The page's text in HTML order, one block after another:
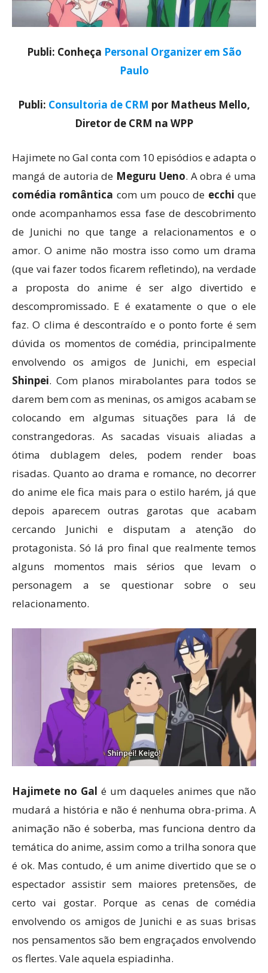
Publi: Conheça Personal Organizer em São
Paulo
Publi: Consultoria de CRM por Matheus Mello,
Diretor de CRM na WPP
Hajimete no Gal conta com 10 episódios e adapta o
mangá de autoria de Meguru Ueno. A obra é uma
comédia romântica com um pouco de ecchi que
onde acompanhamos essa fase de descobrimento
de Junichi no que tange a relacionamentos e o
amor. O anime não mostra isso como um drama
(que vai fazer todos ficarem refletindo), na verdade
a proposta do anime é ser algo divertido e
descompromissado. E é exatamente o que o ele
faz. O clima é descontraído e o ponto forte é sem
dúvida os momentos de comédia, principalmente
envolvendo os amigos de Junichi, em especial
Shinpei. Com planos mirabolantes para todos se
darem bem com as meninas, os amigos acabam se
colocando em algumas situações para lá de
constrangedoras. As sacadas visuais aliadas a
ótima dublagem deles, podem render boas
risadas. Quanto ao drama e romance, no decorrer
do anime ele fica mais para o estilo harém, já que
depois aparecem outras garotas que acabam
cercando Junichi e disputam a atenção do
protagonista. Só lá pro final que realmente temos
alguns momentos mais sérios que levam o
personagem a se questionar sobre o seu
relacionamento.
Hajimete no Gal é um daqueles animes que não
mudará a história e não é nenhuma obra-prima. A
animação não é soberba, mas funciona dentro da
temática do anime, assim como a trilha sonora que
é ok. Mas contudo, é um anime divertido que se o
espectador assistir sem maiores pretensões, de
certo vai gostar. Porque as cenas de comédia
envolvendo os amigos de Junichi e as suas brisas
nos pensamentos são bem engraçados envolvendo
os flertes. Vale aquela espiadinha.